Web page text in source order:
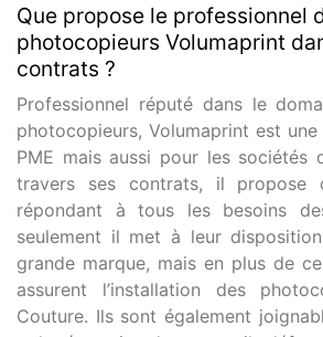
Que propose le professionnel
photocopieurs Volumaprint
contrats ?
Professionnel réputé dans le
photocopieurs, Volumaprint est
PME mais aussi pour les sociétés
travers ses contrats, il propose
répondant à tous les besoins
seulement il met à leur
grande marque, mais en plus de
assurent l’installation des
Couture. Ils sont également